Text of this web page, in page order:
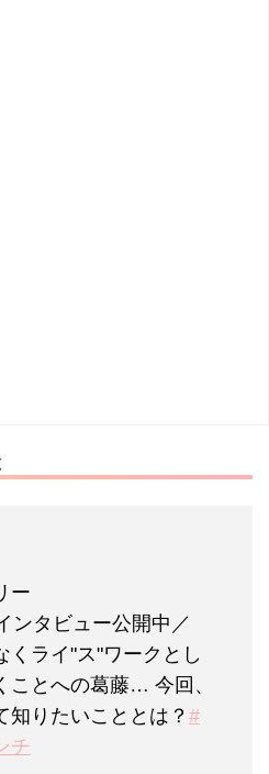
ー
ンタビュー公開中／
くライ"ス"ワークとし
ことへの葛藤… 今回、
知りたいこととは？ #
チ